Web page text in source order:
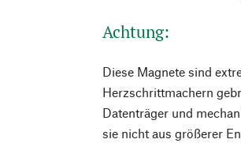
Achtung:
Diese Magnete sind
Herzschrittmachern
Datenträger und
sie nicht aus größerer